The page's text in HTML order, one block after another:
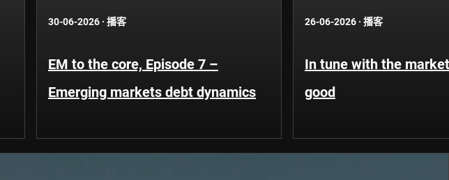
30-06-2026 · 播客
EM to the core, Episode 7 –
Emerging markets debt dynamics
26-06-2026 · 播客
In tune with the
good